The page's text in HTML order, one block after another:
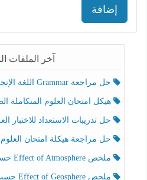
إضافة
آخر الملفات
حل مراجعة Grammar اللغة الإنجليزية الصف الخامس الفصل الثالث
هيكل امتحان العلوم المتكاملة الصف الخامس
حل تدريبات الاستعداد للاختبار العلوم
حل مراجعة هيكلة امتحان العلوم المتكاملة
ملخص Effect of Atmosphere حسب الهيكل الوزاري العلوم المتكاملة الصف الخامس انسبير الفصل الثالث
ملخص Effect of Geosphere حسب الهيكل الوزاري العلوم المتكاملة الصف الخامس انسبير الفصل الثالث